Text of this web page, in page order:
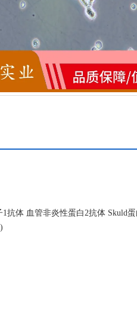
抗体 血管非炎性蛋白2抗体 Skuld